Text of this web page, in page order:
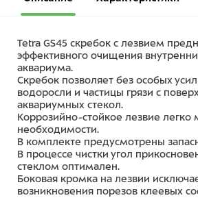
Tetra GS45 скребок с лезвием
эффективного очищения
аквариума.
Скребок позволяет без особых
водоросли и частицы грязи с
аквариумных стекол.
Коррозийно-стойкое лезвие легко
необходимости.
В комплекте предусмотрены
В процессе чистки угол
стеклом оптимален.
Боковая кромка на лезвии
возникновения порезов клеевых